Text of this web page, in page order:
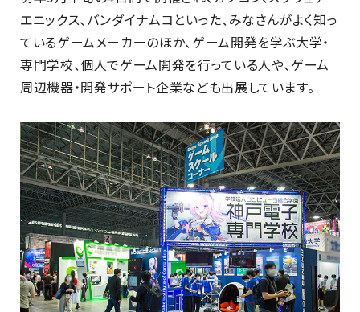
エニックス、バンダイナムコといった、みなさんがよく知っ
ているゲームメーカーのほか、ゲーム開発を学ぶ大学・
専門学校、個人でゲーム開発を行っている人や、ゲーム
周辺機器・開発サポート企業なども出展しています。